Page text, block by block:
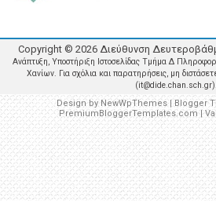
Copyright © 2026 Διεύθυνση
Ανάπτυξη, Υποστήριξη Ιστοσελίδας Τμήμα Δ
Χανίων. Για σχόλια και παρατηρήσεις, μη
(it@dide.chan.sch.gr).
Design by NewWpThemes| Blogger
PremiumBloggerTemplates.com|